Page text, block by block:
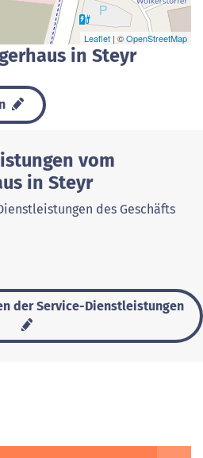
Leaflet | ©OpenStreetMap
in Steyr
vom
in Steyr
des Geschäfts
der Service-Dienstleistungen